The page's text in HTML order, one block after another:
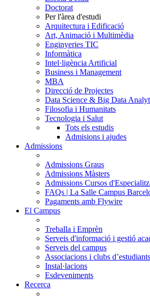
Doctorat
Per l'àrea d'estudi
Arquitectura i Edificació
Art, Animació i Multimèdia
Enginyeries TIC
Informàtica
Intel·ligència Artificial
Business i Management
MBA
Direcció de Projectes
Data Science & Big Data
Filosofia i Humanitats
Tecnologia i Salut
Tots els estudis
Admisions i ajudes
Admissions
Admissions Graus
Admissions Màsters
Admissions Cursos
FAQs | La Salle Campus
Pagaments amb Flywire
El Campus
Treballa i Emprèn
Serveis d'informació i gestió
Serveis del campus
Associacions i clubs d’estudiants
Instal·lacions
Esdeveniments
Recerca